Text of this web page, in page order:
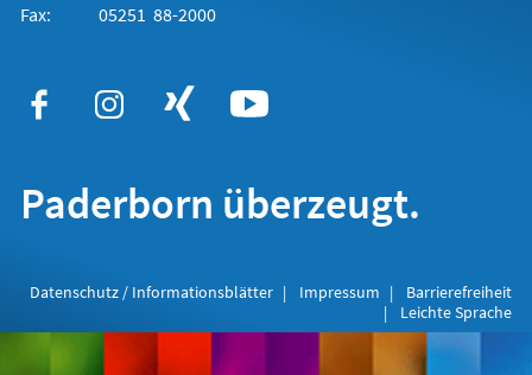
Fax:
05251 88-2000
Paderborn überzeugt.
Datenschutz / Informationsblätter Impressum
Barrierefreiheit
Leichte Sprache